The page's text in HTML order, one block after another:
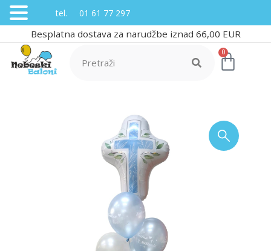
Besplatna dostava za narudžbe iznad 66,00 EUR
0
tel. 01 61 77 297